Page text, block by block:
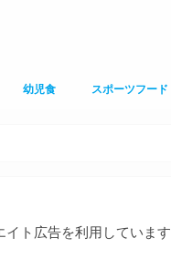
幼児食 スポーツフード
イト広告を利用しています